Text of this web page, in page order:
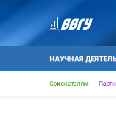
НАУЧНАЯ
Соискателям